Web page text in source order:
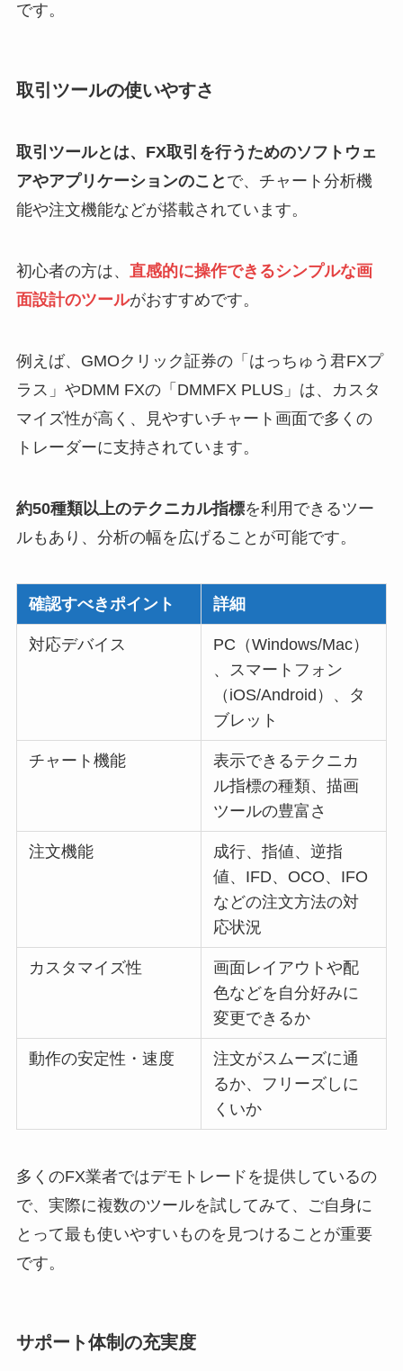
です。
取引ツールの使いやすさ
取引ツールとは、FX取引を行うためのソフトウェ
アやアプリケーションのこと で、チャート分析機
能や注文機能などが搭載されています。
初心者の方は、 直感的に操作できるシンプルな画
面設計のツールがおすすめです。
例えば、GMOクリック証券の「はっちゅう君FXプ
ラス」やDMM FXの「DMMFX PLUS」は、カスタ
マイズ性が高く、見やすいチャート画面で多くの
トレーダーに支持されています。
約50種類以上のテクニカル指標を利用できるツー
ルもあり、分析の幅を広げることが可能です。
確認すべきポイント 詳細
対応デバイス
PC（Windows/Mac）
、スマートフォン
（iOS/Android）、タ
ブレット
チャート機能
表示できるテクニカ
ル指標の種類、描画
ツールの豊富さ
注文機能
成行、指値、逆指
値、IFD、OCO、IFO
などの注文方法の対
応状況
カスタマイズ性
画面レイアウトや配
色などを自分好みに
変更できるか
動作の安定性・速度
注文がスムーズに通
るか、フリーズしに
くいか
多くのFX業者ではデモトレードを提供しているの
で、実際に複数のツールを試してみて、ご自身に
とって最も使いやすいものを見つけることが重要
です。
サポート体制の充実度